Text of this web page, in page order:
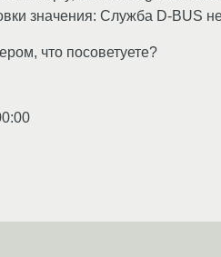
значения: Служба D-BUS
что посоветуете?